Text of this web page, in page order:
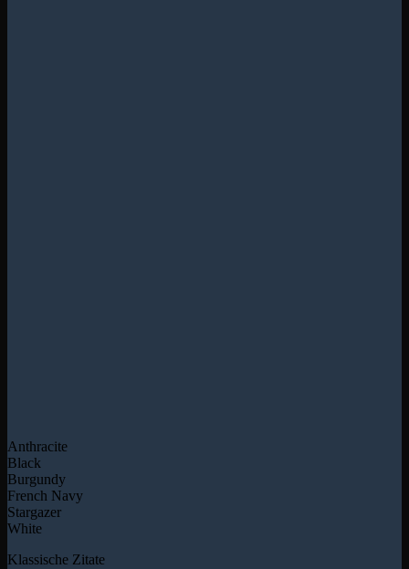
Anthracite
Black
Burgundy
French Navy
Stargazer
White
Klassische Zitate